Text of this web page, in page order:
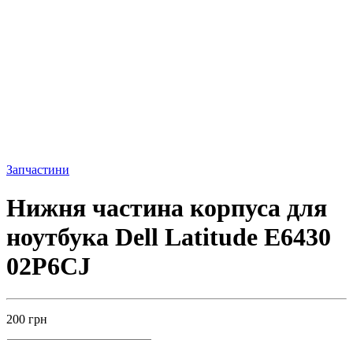
Запчастини
Нижня частина корпуса для
ноутбука Dell Latitude E6430
02P6CJ
200 грн